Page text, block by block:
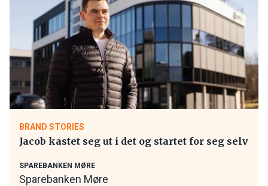
BRAND STORIES
Jacob kastet seg ut i det og startet for seg selv
SPAREBANKEN MØRE
Sparebanken Møre